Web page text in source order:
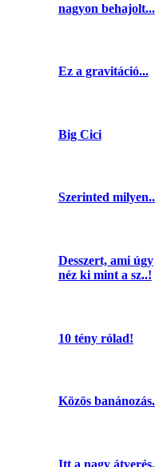
nagyon behajolt...
Ez a gravitáció...
Big Cici
Szerinted
Desszert, ami úgy
néz ki mint a sz..!
10 tény rólad!
Közös
Itt a nagy